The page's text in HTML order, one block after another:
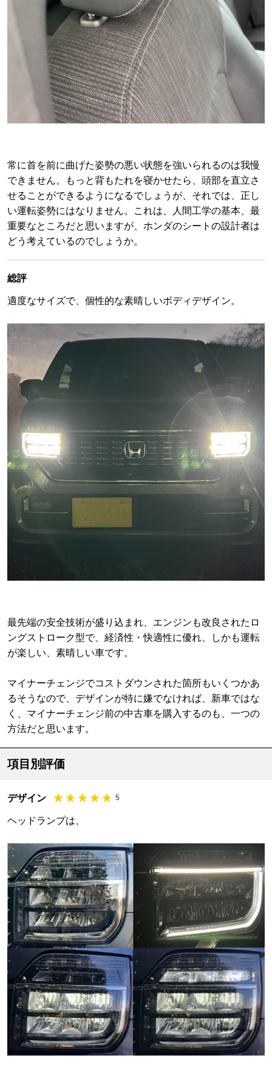
常に首を前に曲げた姿勢の悪い状態を強いられるのは我慢
できません。もっと背もたれを寝かせたら、頭部を直立さ
せることができるようになるでしょうが、それでは、正し
い運転姿勢にはなりません。これは、人間工学の基本、最
重要なところだと思いますが、ホンダのシートの設計者は
どう考えているのでしょうか。
総評
適度なサイズで、個性的な素晴しいボディデザイン。
最先端の安全技術が盛り込まれ、エンジンも改良されたロ
ングストローク型で、経済性・快適性に優れ、しかも運転
が楽しい、素晴しい車です。
マイナーチェンジでコストダウンされた箇所もいくつかあ
るそうなので、デザインが特に嫌でなければ、新車ではな
く、マイナーチェンジ前の中古車を購入するのも、一つの
方法だと思います。
項目別評価
デザイン 5
ヘッドランプは、